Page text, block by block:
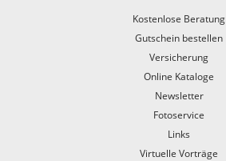
Kostenlose Beratung
Gutschein bestellen
Versicherung
Online Kataloge
Newsletter
Fotoservice
Links
Virtuelle Vorträge